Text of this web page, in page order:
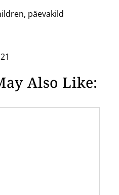
, päevakild
Also Like: